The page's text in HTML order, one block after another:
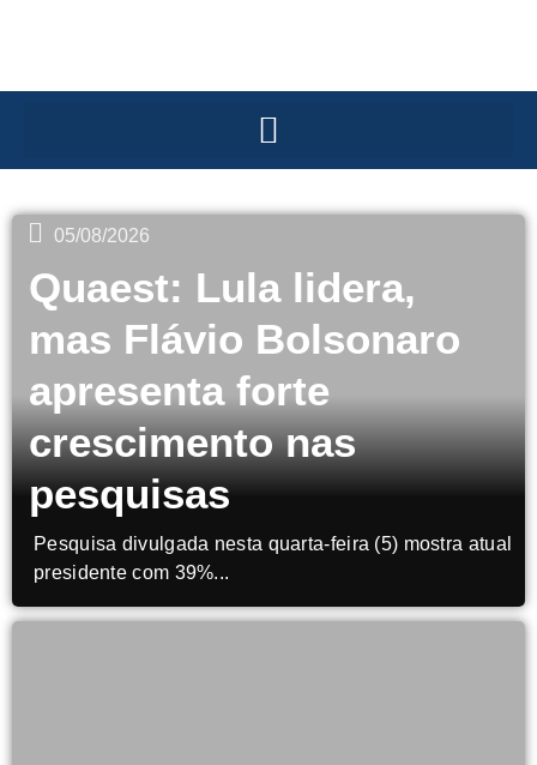
05/08/2026
Quaest: Lula lidera,
mas Flávio Bolsonaro
apresenta forte
crescimento nas
pesquisas
Pesquisa divulgada nesta quarta-feira (5) mostra atual
presidente com 39%...